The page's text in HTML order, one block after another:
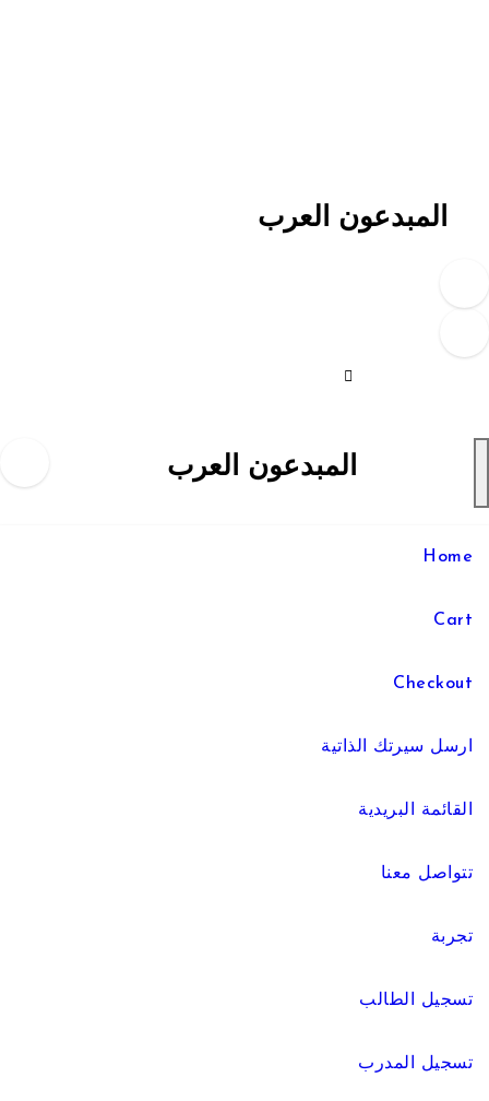
المبدعون العرب
المبدعون العرب
Home
Cart
Checkout
ارسل سيرتك الذاتية
القائمة البريدية
تتواصل معنا
تجربة
تسجيل الطالب
تسجيل المدرب